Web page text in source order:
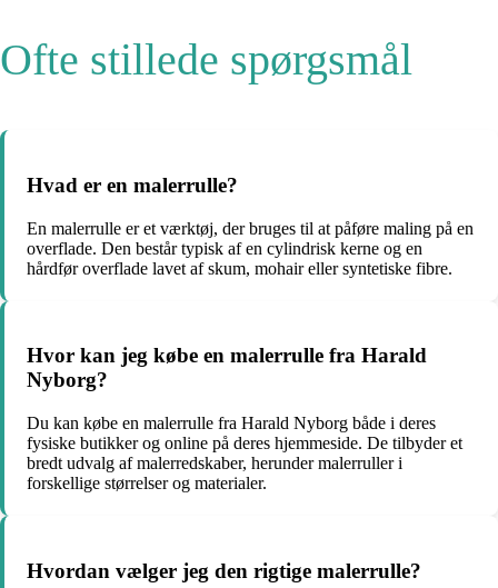
Ofte stillede spørgsmål
Hvad er en malerrulle?
En malerrulle er et værktøj, der bruges til at påføre maling på en
overflade. Den består typisk af en cylindrisk kerne og en
hårdfør overflade lavet af skum, mohair eller syntetiske fibre.
Hvor kan jeg købe en malerrulle fra Harald
Nyborg?
Du kan købe en malerrulle fra Harald Nyborg både i deres
fysiske butikker og online på deres hjemmeside. De tilbyder et
bredt udvalg af malerredskaber, herunder malerruller i
forskellige størrelser og materialer.
Hvordan vælger jeg den rigtige malerrulle?